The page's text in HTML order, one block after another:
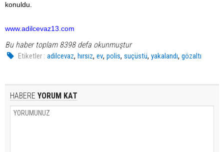
konuldu.
www.adilcevaz13.com
Bu haber toplam 8398 defa okunmuştur
Etiketler : adilcevaz,hırsız,ev,polis,suçüstü,yakalandı,gözaltı
HABERE YORUM KAT